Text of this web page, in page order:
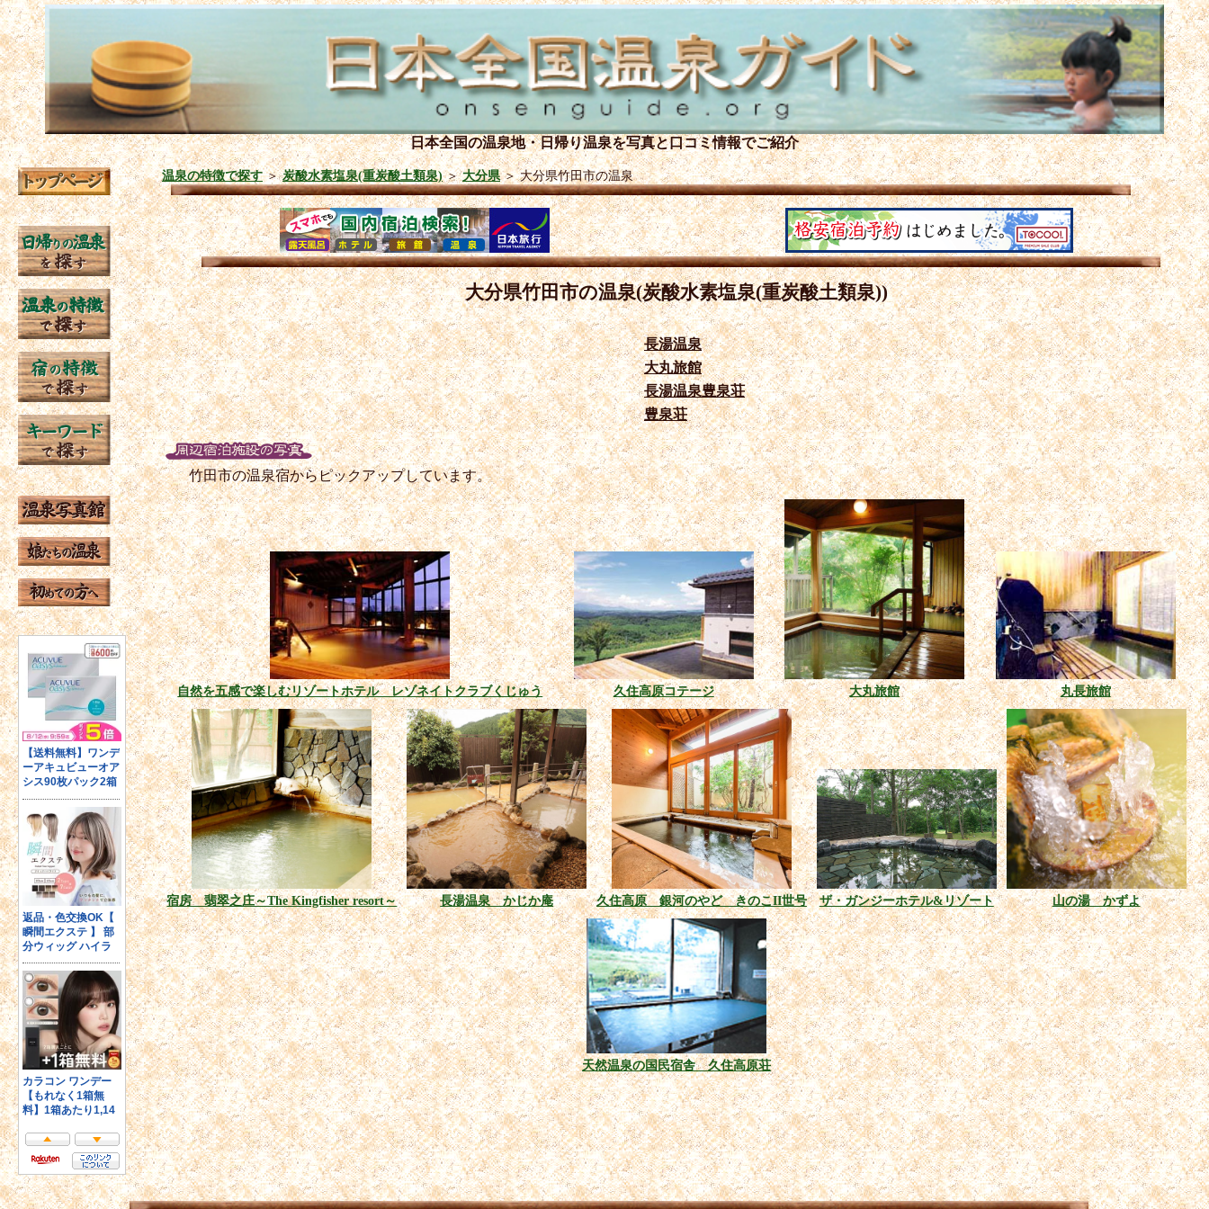
日本全国の温泉地・日帰り温泉を写真と口コミ情報でご紹介
温泉の特徴で探す＞炭酸水素塩泉(重炭酸土類泉)＞大分県＞大分県竹田市の温泉
大分県竹田市の温泉(炭酸水素塩泉(重炭酸土類泉))
長湯温泉
大丸旅館
長湯温泉豊泉荘
豊泉荘
竹田市の温泉宿からピックアップしています。
自然を五感で楽しむリゾートホテル レゾネイトクラブくじゅう 久住高原コテージ 大丸旅館 丸長旅館
宿房 翡翠之庄～The Kingfisher resort～ 長湯温泉 かじか庵 久住高原 銀河のやど きのこII世号 ザ・ガンジーホテル&リゾート 山の湯 かずよ
天然温泉の国民宿舎 久住高原荘